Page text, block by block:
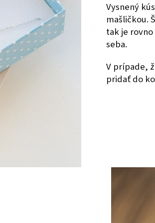
Vysnený
mašličkou.
tak je
seba.
V prípade,
pridať do